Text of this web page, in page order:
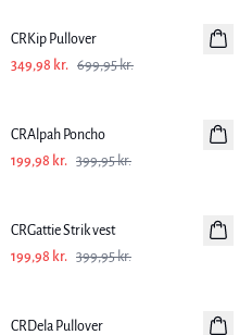
CRKip Pullover
349,98 kr. 699,95 kr.
CRAlpah Poncho
199,98 kr. 399,95 kr.
CRGattie Strik vest
199,98 kr. 399,95 kr.
CRDela Pullover